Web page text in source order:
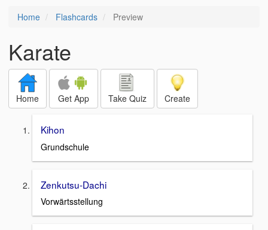
Home Flashcards Preview
Karate
Home Get App Take Quiz Create
Kihon
Grundschule
Zenkutsu-Dachi
Vorwärtsstellung